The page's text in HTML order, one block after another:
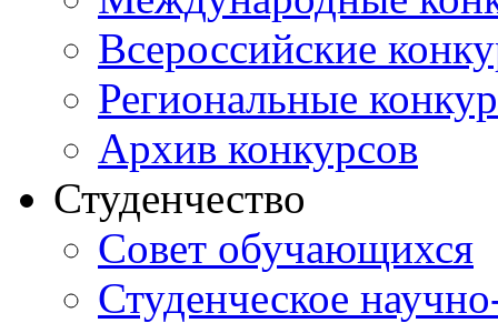
Всероссийские
Региональные
Архив конкурсов
Студенчество
Совет обучающихся
Студенческое